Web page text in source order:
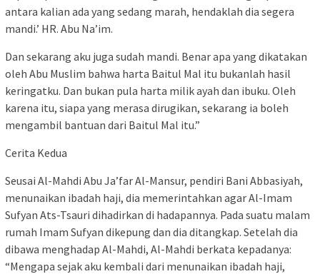
antara kalian ada yang sedang marah, hendaklah dia segera
mandi.’ HR. Abu Na’im.
Dan sekarang aku juga sudah mandi. Benar apa yang dikatakan
oleh Abu Muslim bahwa harta Baitul Mal itu bukanlah hasil
keringatku. Dan bukan pula harta milik ayah dan ibuku. Oleh
karena itu, siapa yang merasa dirugikan, sekarang ia boleh
mengambil bantuan dari Baitul Mal itu.”
Cerita Kedua
Seusai Al-Mahdi Abu Ja’far Al-Mansur, pendiri Bani Abbasiyah,
menunaikan ibadah haji, dia memerintahkan agar Al-Imam
Sufyan Ats-Tsauri dihadirkan di hadapannya. Pada suatu malam
rumah Imam Sufyan dikepung dan dia ditangkap. Setelah dia
dibawa menghadap Al-Mahdi, Al-Mahdi berkata kepadanya:
“Mengapa sejak aku kembali dari menunaikan ibadah haji,